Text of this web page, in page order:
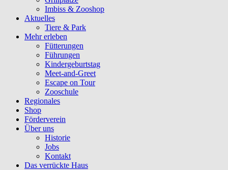
Imbiss & Zooshop
Aktuelles
Tiere & Park
Mehr erleben
Fütterungen
Führungen
Kindergeburtstag
Meet-and-Greet
Escape on Tour
Zooschule
Regionales
Shop
Förderverein
Über uns
Historie
Jobs
Kontakt
Das verrückte Haus